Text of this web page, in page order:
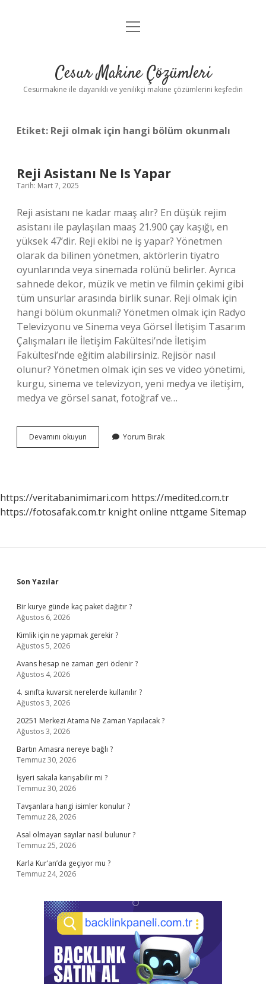
Anasayfa
Yasal Uyarı
menüyü
Cesur Makine Çözümleri
Cesurmakine ile dayanıklı ve yenilikçi makine çözümlerini keşfedin
Etiket: Reji olmak için hangi bölüm okunmalı
Reji Asistanı Ne Is Yapar
Tarih: Mart 7, 2025
Reji asistanı ne kadar maaş alır? En düşük rejim
asistanı ile paylaşılan maaş 21.900 çay kaşığı, en
yüksek 47’dir. Reji ekibi ne iş yapar? Yönetmen
olarak da bilinen yönetmen, aktörlerin tiyatro
oyunlarında veya sinemada rolünü belirler. Ayrıca
sahnede dekor, müzik ve metin ve filmin çekimi gibi
tüm unsurlar arasında birlik sunar. Reji olmak için
hangi bölüm okunmalı? Yönetmen olmak için Radyo
Televizyonu ve Sinema veya Görsel İletişim Tasarım
Çalışmaları ile İletişim Fakültesi’nde İletişim
Fakültesi’nde eğitim alabilirsiniz. Rejisör nasıl
olunur? Yönetmen olmak için ses ve video yönetimi,
kurgu, sinema ve televizyon, yeni medya ve iletişim,
medya ve görsel sanat, fotoğraf ve…
Devamını okuyun
Asistanı
Yorum Bırak
https://veritabanimimari.com https://medited.com.tr
https://fotosafak.com.tr knight online nttgame Sitemap
Sidebar
Son Yazılar
Bir kurye günde kaç paket dağıtır ?
Ağustos 6, 2026
Kimlik için ne yapmak gerekir ?
Ağustos 5, 2026
Avans hesap ne zaman geri ödenir ?
Ağustos 4, 2026
4. sınıfta kuvarsit nerelerde kullanılır ?
Ağustos 3, 2026
20251 Merkezi Atama Ne Zaman Yapılacak ?
Ağustos 3, 2026
Bartın Amasra nereye bağlı ?
Temmuz 30, 2026
İşyeri sakala karışabilir mi ?
Temmuz 30, 2026
Tavşanlara hangi isimler konulur ?
Temmuz 28, 2026
Asal olmayan sayılar nasıl bulunur ?
Temmuz 25, 2026
Karla Kur’an’da geçiyor mu ?
Temmuz 24, 2026